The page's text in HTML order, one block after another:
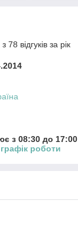
78 відгуків за рік
з 08:30 до 17:00
роботи